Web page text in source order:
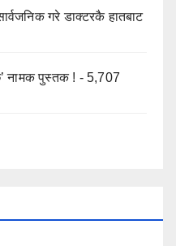
गरे डाक्टरकै हातबाट
नामक पुस्तक ! - 5,707